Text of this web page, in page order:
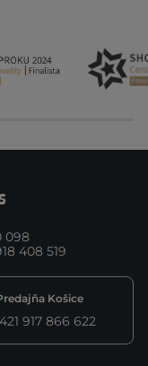
098
408 519
Košice
917 866 622